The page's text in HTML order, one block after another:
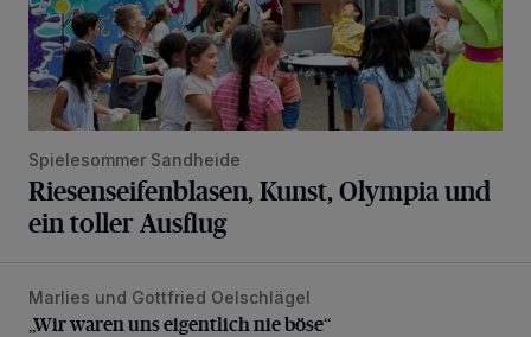
Spielesommer Sandheide
Riesenseifenblasen, Kunst, Olympia und
ein toller Ausflug
„Wir waren uns eigentlich nie böse“
Marlies und Gottfried Oelschlägel
„Wir waren uns eigentlich nie böse“